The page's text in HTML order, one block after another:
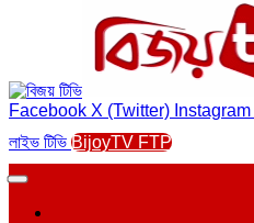
Facebook X (Twitter) Instagram
লাইভ টিভি BijoyTV FTP